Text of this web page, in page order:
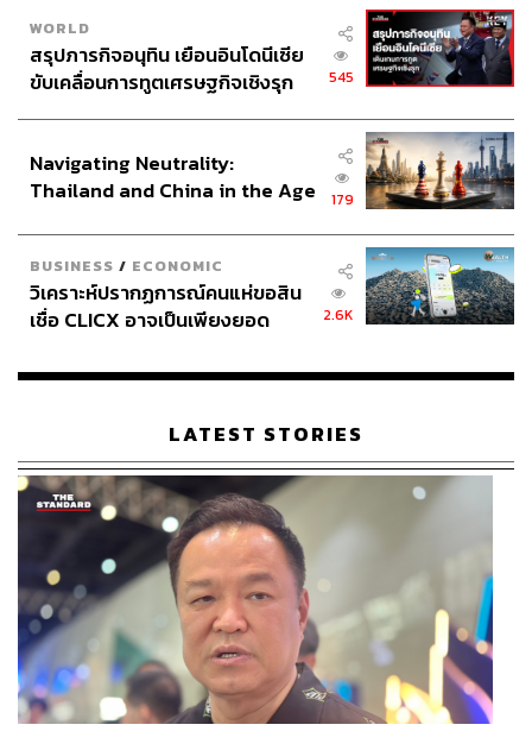
www.soompi.com/article/1322917wpp/uhm-hyun-kyu
ng-to-join-girls-days-hyeri-in-new-office-drama
www.soompi.com/article/1342250wpp/girls-days-hye
ri-uhm-hyun-kyung-kim-sang-kyung-and-more-attend
www.soompi.com/article/1347173wpp/girls-days-hye
ri-and-kim-sang-kyung-make-a-refreshing-mentor-me
www.soompi.com/article/1348274wpp/upcoming-tvn-
drama-miss-lee-reveals-fun-official-posters
ABOUT THE AUTHOR
พรนภัส ชำนาญค้า
พิสูจน์อักษร สำนักข่าว THE STANDARD
WORLD
สรุปภารกิจอนุทิน เยือนอินโดนีเซีย
ขับเคลื่อนการทูตเศรษฐกิจเชิงรุก
545
Navigating Neutrality:
Thailand and China in the Age
179
BUSINESS / ECONOMIC
วิเคราะห์ปรากฏการณ์คนแห่ขอสิน
เชื่อ CLICX อาจเป็นเพียงยอด
เรือนไทยที่ถูกซุกไว้
2.6K
LATEST STORIES